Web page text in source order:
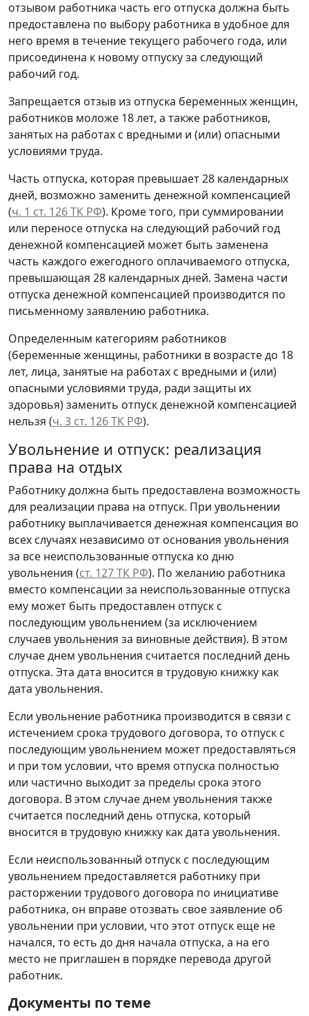
отзывом работника часть его отпуска должна быть
предоставлена по выбору работника в удобное для
него время в течение текущего рабочего года, или
присоединена к новому отпуску за следующий
рабочий год.
Запрещается отзыв из отпуска беременных женщин,
работников моложе 18 лет, а также работников,
занятых на работах с вредными и (или) опасными
условиями труда.
Часть отпуска, которая превышает 28 календарных
дней, возможно заменить денежной компенсацией
(ч. 1 ст. 126 ТК РФ). Кроме того, при суммировании
или переносе отпуска на следующий рабочий год
денежной компенсацией может быть заменена
часть каждого ежегодного оплачиваемого отпуска,
превышающая 28 календарных дней. Замена части
отпуска денежной компенсацией производится по
письменному заявлению работника.
Определенным категориям работников
(беременные женщины, работники в возрасте до 18
лет, лица, занятые на работах с вредными и (или)
опасными условиями труда, ради защиты их
здоровья) заменить отпуск денежной компенсацией
нельзя (ч. 3 ст. 126 ТК РФ).
Увольнение и отпуск: реализация
права на отдых
Работнику должна быть предоставлена возможность
для реализации права на отпуск. При увольнении
работнику выплачивается денежная компенсация во
всех случаях независимо от основания увольнения
за все неиспользованные отпуска ко дню
увольнения (ст. 127 ТК РФ). По желанию работника
вместо компенсации за неиспользованные отпуска
ему может быть предоставлен отпуск с
последующим увольнением (за исключением
случаев увольнения за виновные действия). В этом
случае днем увольнения считается последний день
отпуска. Эта дата вносится в трудовую книжку как
дата увольнения.
Если увольнение работника производится в связи с
истечением срока трудового договора, то отпуск с
последующим увольнением может предоставляться
и при том условии, что время отпуска полностью
или частично выходит за пределы срока этого
договора. В этом случае днем увольнения также
считается последний день отпуска, который
вносится в трудовую книжку как дата увольнения.
Если неиспользованный отпуск с последующим
увольнением предоставляется работнику при
расторжении трудового договора по инициативе
работника, он вправе отозвать свое заявление об
увольнении при условии, что этот отпуск еще не
начался, то есть до дня начала отпуска, а на его
место не приглашен в порядке перевода другой
работник.
Документы по теме